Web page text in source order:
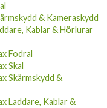
& Kameraskydd
Kablar & Hörlurar
Fodral
Skal
Skärmskydd &
Laddare, Kablar &